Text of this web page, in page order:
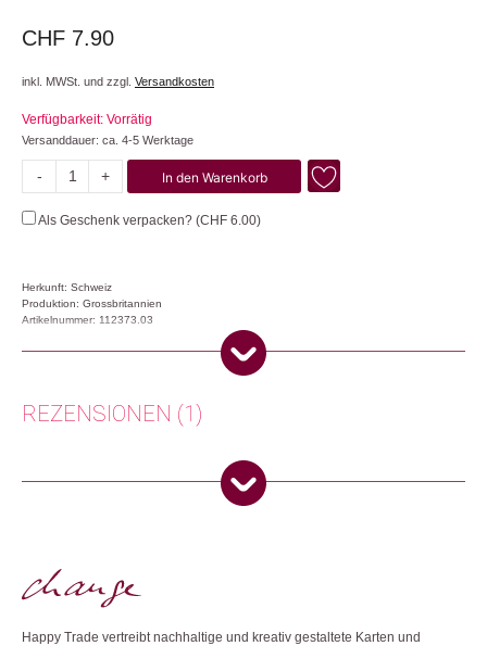
CHF 7.90
inkl. MWSt. und zzgl. Versandkosten
Verfügbarkeit: Vorrätig
Versanddauer: ca. 4-5 Werktage
-
Menge
+ In den Warenkorb
Als Geschenk verpacken? (CHF 6.00)
Herkunft: Schweiz
Produktion: Grossbritannien
Artikelnummer: 112373.03
Kategorien:Lifestyle,Papeterie & Büro, Weihnachtsgeschenke
entsprechen:
REZENSIONEN (1)
(Verifizierter Käufer)
Nur angemeldete Kunden, die dieses Produkt gekauft haben,
Happy Trade vertreibt nachhaltige und kreativ gestaltete Karten und